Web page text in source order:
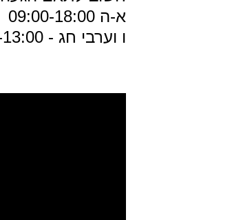
א-ה 09:00-18:00
ו וערבי חג - 09:00-13:00